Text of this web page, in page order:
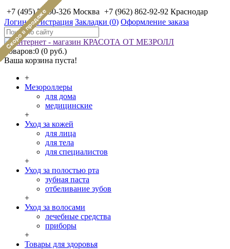
+7 (495) 50-50-326 Москва +7 (962) 862-92-92 Краснодар
Логин Регистрация Закладки (0) Оформление заказа
Товаров:0 (0 руб.)
Ваша корзина пуста!
+
Мезороллеры
для дома
медицинские
+
Уход за кожей
для лица
для тела
для специалистов
+
Уход за полостью рта
зубная паста
отбеливание зубов
+
Уход за волосами
лечебные средства
приборы
+
Товары для здоровья